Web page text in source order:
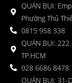
QUÁN BỤI:
Phường Thủ
0815 958 338
QUÁN BỤI: 222
TP.HCM
028 6686 8478
QUÁN BỤI: 31-